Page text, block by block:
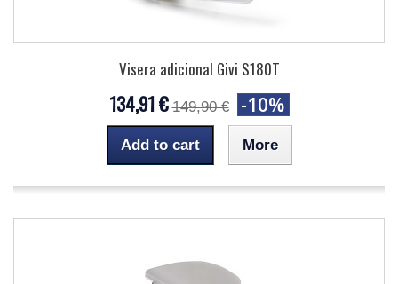
Visera adicional Givi S180T
134,91 € 149,90 € -10%
Add to cart More